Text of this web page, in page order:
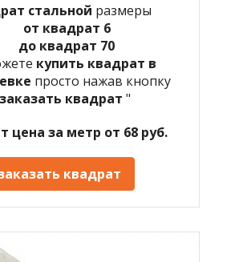
стальной размеры
от квадрат 6
до квадрат 70
купить квадрат в
просто нажав кнопку
заказать квадрат "
цена за метр от 68 руб.
квадрат